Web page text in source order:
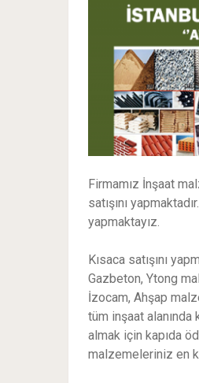
Firmamız İnşaat
satışını yapmaktadır.
yapmaktayız.
Kısaca satışını
Gazbeton, Ytong
İzocam, Ahşap
tüm inşaat alanında
almak için kapıda
malzemeleriniz en